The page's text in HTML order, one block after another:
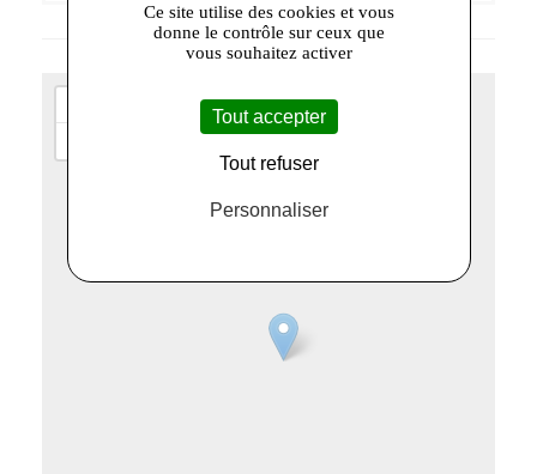
Ce site utilise des cookies et vous
donne le contrôle sur ceux que
vous souhaitez activer
Tout accepter
Tout refuser
Personnaliser